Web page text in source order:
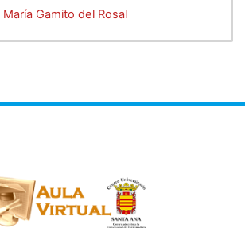
las partes del cuerpo, su morfología,
Diferencias fisicas entre las
María Gamito del Rosal